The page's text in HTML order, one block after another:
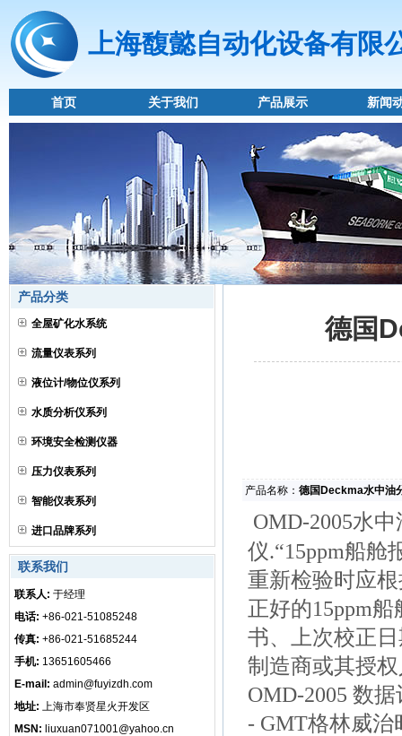
上海馥懿自动化设备有限
首页 关于我们 产品展示 新闻
产品分类
全屋矿化水系统
流量仪表系列
液位计/物位仪系列
水质分析仪系列
环境安全检测仪器
压力仪表系列
智能仪表系列
进口品牌系列
联系我们
联系人: 于经理
电话: +86-021-51085248
传真: +86-021-51685244
手机: 13651605466
E-mail: admin@fuyizdh.com
地址: 上海市奉贤星火开发区
MSN: liuxuan071001@yahoo.cn
德国
产品名称： 德国Deckma水中油
OMD-2005水
仪.“15ppm船舱
重新检验时应
正好的15ppm
书、上次校正
制造商或其授
OMD-2005 数
- GMT格林威